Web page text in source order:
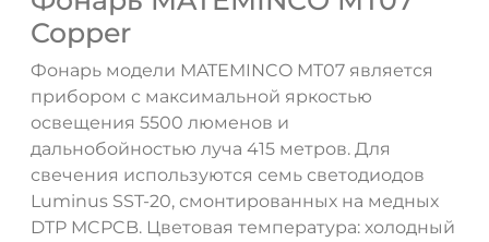
Copper
Фонарь модели MATEMINCO MT07 является
прибором с максимальной яркостью
освещения 5500 люменов и
дальнобойностью луча 415 метров. Для
свечения используются семь светодиодов
Luminus SST-20, смонтированных на медных
DTP MCPCB. Цветовая температура: холодный